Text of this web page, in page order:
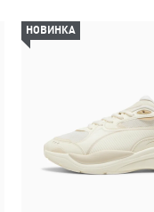
НОВИНКА